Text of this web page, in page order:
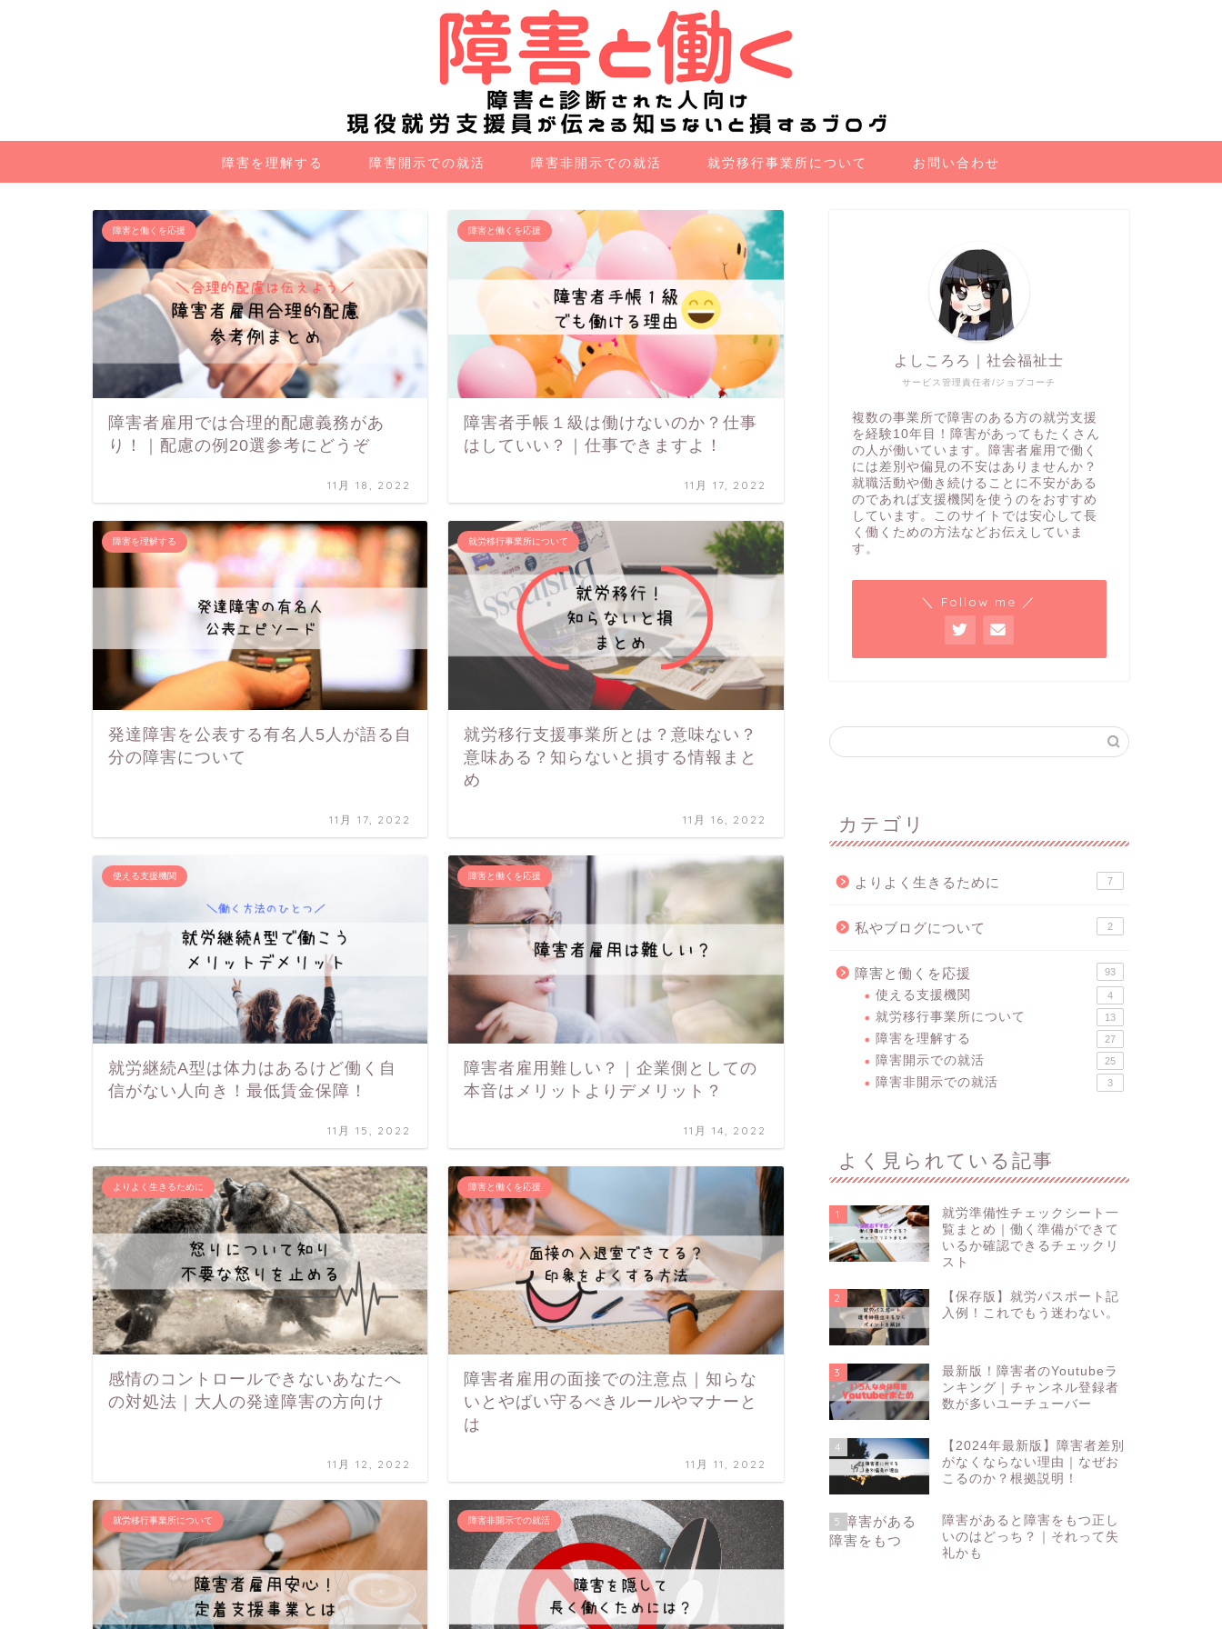
障害を理解する 障害開示での就活 障害非開示での就活 就労移行事業所について お問い合わせ
障害と働くを応援
障害者雇用では合理的配慮義務があ
り！｜配慮の例20選参考にどうぞ
11月 18, 2022
障害と働くを応援
障害者手帳１級は働けないのか？仕事
はしていい？｜仕事できますよ！
11月 17, 2022
障害を理解する
発達障害を公表する有名人5人が語る自
分の障害について
11月 17, 2022
就労移行事業所について
就労移行支援事業所とは？意味ない？
意味ある？知らないと損する情報まと
め
11月 16, 2022
使える支援機関
就労継続A型は体力はあるけど働く自
信がない人向き！最低賃金保障！
11月 15, 2022
障害と働くを応援
障害者雇用難しい？｜企業側としての
本音はメリットよりデメリット？
11月 14, 2022
よりよく生きるために
感情のコントロールできないあなたへ
の対処法｜大人の発達障害の方向け
11月 12, 2022
障害と働くを応援
障害者雇用の面接での注意点｜知らな
いとやばい守るべきルールやマナーと
は
11月 11, 2022
就労移行事業所について 障害非開示での就活
サービス管理責任者/ジョブコーチ
よしころろ｜社会福祉士
複数の事業所で障害のある方の就労支援
を経験10年目！障害があってもたくさん
の人が働いています。障害者雇用で働く
には差別や偏見の不安はありませんか？
就職活動や働き続けることに不安がある
のであれば支援機関を使うのをおすすめ
しています。このサイトでは安心して長
く働くための方法などお伝えしていま
す。
＼ Follow me ／
カテゴリ
よりよく生きるために 7
私やブログについて 2
障害と働くを応援 93
使える支援機関 4
就労移行事業所について 13
障害を理解する 27
障害開示での就活 25
障害非開示での就活 3
よく見られている記事
1
就労準備性チェックシート一
覧まとめ｜働く準備ができて
いるか確認できるチェックリ
スト
2
【保存版】就労パスポート記
入例！これでもう迷わない。
3
最新版！障害者のYoutubeラ
ンキング｜チャンネル登録者
数が多いユーチューバー
4
【2024年最新版】障害者差別
がなくならない理由｜なぜお
こるのか？根拠説明！
5
障害があると障害をもつ正し
いのはどっち？｜それって失
礼かも